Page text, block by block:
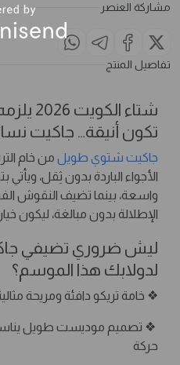
مشاركة العنصر
تفاصيل المنتج
شتاء
تكون أنيقة… جاكيت
جاكيت شتوي طويل من خام
الأجواء الباردة بدون ثِقل،
واسعة، بينما تضيف النقوش
الإطلالة بدون مبالغة، ليكون
ليش ضروري تضيفي
لدولابك هذا الموسم؟
❖ خامة تريكو دافئة ومريحة
❖ تصميم موديست طويل
حركة